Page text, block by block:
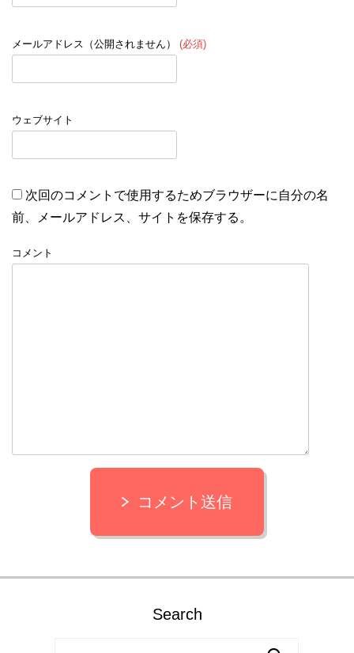
メールアドレス（公開されません） (必須)
ウェブサイト
次回のコメントで使用するためブラウザーに自分の名
前、メールアドレス、サイトを保存する。
コメント
コメント送信
Search